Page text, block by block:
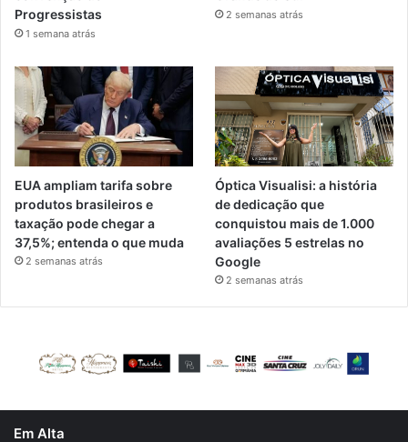
Progressistas
1 semana atrás
2 semanas atrás
EUA ampliam tarifa sobre
produtos brasileiros e
taxação pode chegar a
37,5%; entenda o que muda
2 semanas atrás
Óptica Visualisi: a história
de dedicação que
conquistou mais de 1.000
avaliações 5 estrelas no
Google
2 semanas atrás
Em Alta